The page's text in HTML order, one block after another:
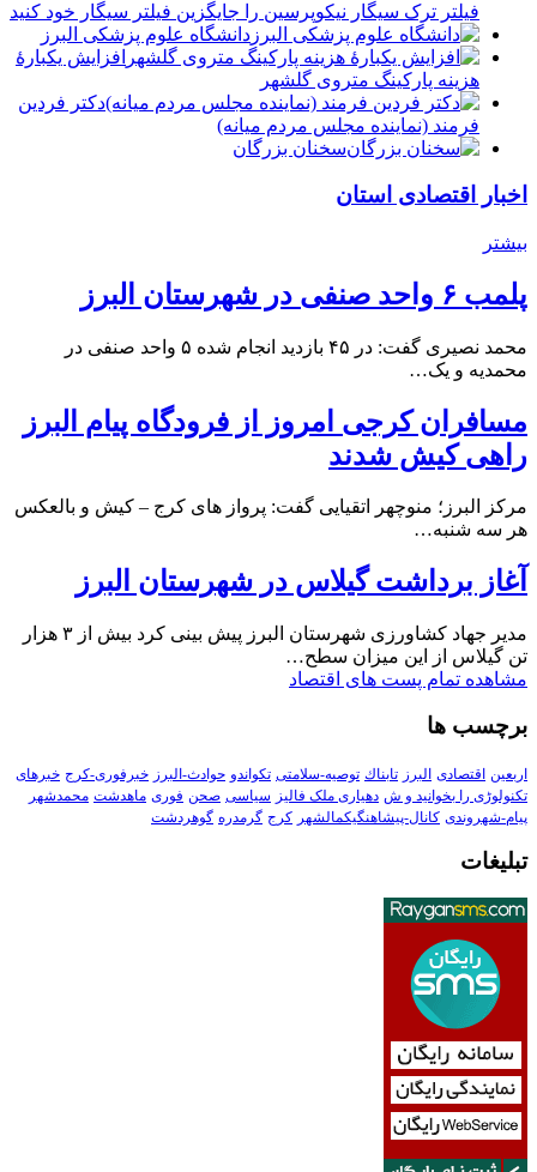
فیلتر ترک سیگار نیکوپرسین را جایگزین فیلتر سیگار خود کنید
دانشگاه علوم پزشکی البرز
افزایش یکبارۀ
هزینه پارکینگ متروی گلشهر
دكتر فردين
فرمند (نماينده مجلس مردم میانه)
سخنان بزرگان
اخبار اقتصادی استان
بیشتر
پلمب ۶ واحد صنفی در شهرستان البرز
محمد نصیری گفت: در ۴۵ بازدید انجام شده ۵ واحد صنفی در
محمدیه و یک…
مسافران کرجی امروز از فرودگاه پیام البرز
راهی کیش شدند
مرکز البرز؛ منوچهر اتقیایی گفت: پرواز های کرج – کیش و بالعکس
هر سه شنبه…
آغاز برداشت گیلاس در شهرستان البرز
مدیر جهاد کشاورزی شهرستان البرز پیش بینی کرد بیش از ۳ هزار
تن گیلاس از این میزان سطح…
مشاهده تمام پست های اقتصاد
برچسب ها
اربعین اقتصادی البرز تابناك توصیه-سلامتی تکواندو حوادث-البرز خبرفوری-کرج خبرهای
تکنولوڑی را بخوانید و ش دهیاری ملک فالیز سیاسی صحن فوری ماهدشت محمدشهر
پیام-شهروندی کانال-پیشاهنگیکمالشهر کرج گرمدره گوهردشت
تبلیغات